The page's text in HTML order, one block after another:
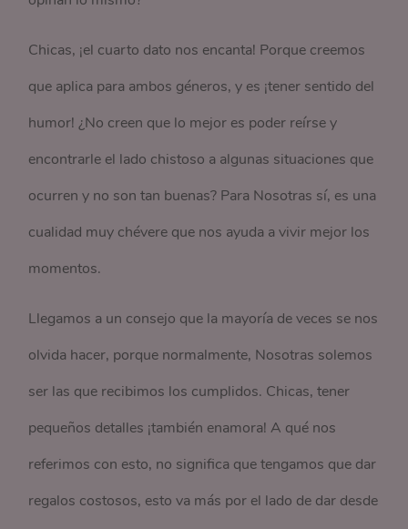
Chicas, ¡el cuarto dato nos encanta! Porque creemos
que aplica para ambos géneros, y es ¡tener sentido del
humor! ¿No creen que lo mejor es poder reírse y
encontrarle el lado chistoso a algunas situaciones que
ocurren y no son tan buenas? Para Nosotras sí, es una
cualidad muy chévere que nos ayuda a vivir mejor los
momentos.
Llegamos a un consejo que la mayoría de veces se nos
olvida hacer, porque normalmente, Nosotras solemos
ser las que recibimos los cumplidos. Chicas, tener
pequeños detalles ¡también enamora! A qué nos
referimos con esto, no significa que tengamos que dar
regalos costosos, esto va más por el lado de dar desde